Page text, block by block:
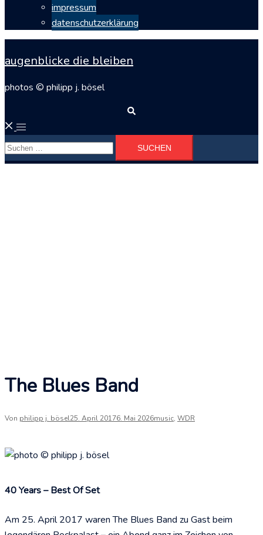
impressum
datenschutzerklärung
augenblicke die bleiben
photos © philipp j. bösel
Menü
umschalten
Suchen
nach:
The Blues Band
Von philipp j. bösel25. April 20176. Mai 2026music, WDR
40 Years – Best Of Set
Am 25. April 2017 warenThe Blues Band zu Gast beim